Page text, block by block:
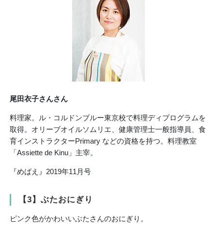
尾田衣子さんさん
料理家。ル・コルドンブルー東京校で料理ディプログラムを
取得。オリーブオイルソムリエ、健康管理士一般指導員、食
育インストラクターPrimary などの資格を持つ。料理教室
「Assiette de Kinu」主宰。
『めばえ』2019年11月号
【3】ぶたおにぎり
ピンク色がかわいいぶたさんのおにぎり。